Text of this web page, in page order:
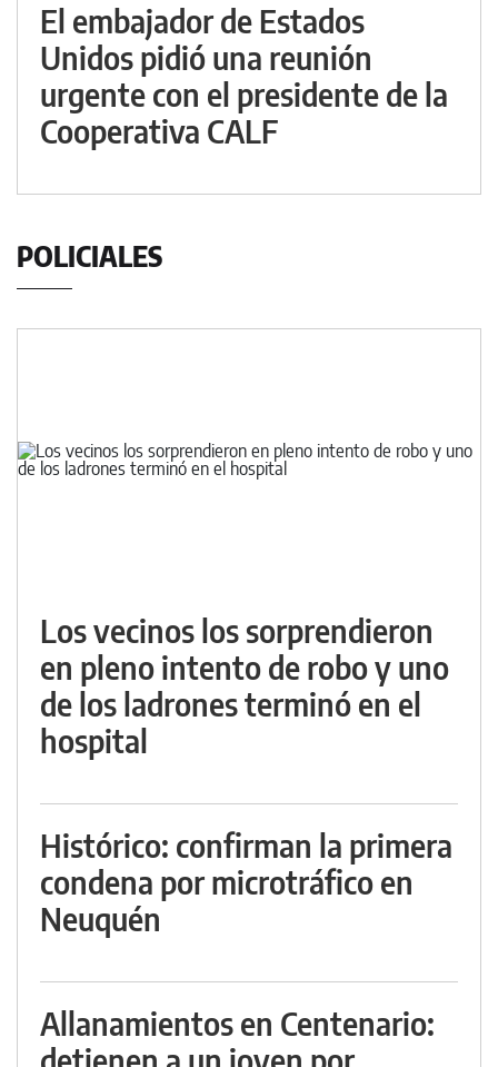
El embajador de Estados
Unidos pidió una reunión
urgente con el presidente de la
Cooperativa CALF
POLICIALES
Los vecinos los sorprendieron
en pleno intento de robo y uno
de los ladrones terminó en el
hospital
Histórico: confirman la primera
condena por microtráfico en
Neuquén
Allanamientos en Centenario: